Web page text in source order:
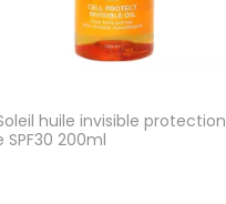
huile invisible protection
SPF30 200ml